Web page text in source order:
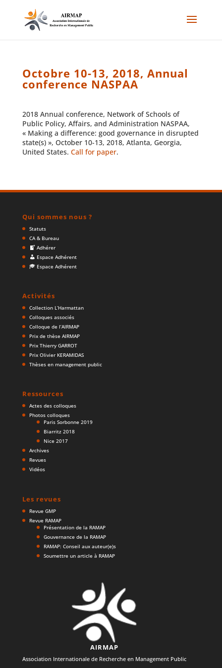
Octobre 10-13, 2018, Annual
conference NASPAA
2018 Annual conference, Network of Schools of
Public Policy, Affairs, and Administration NASPAA,
« Making a difference: good governance in disrupted
state(s) », October 10-13, 2018, Atlanta, Georgia,
United States. Call for paper.
Qui sommes nous ?
Statuts
CA & Bureau
Adhérer
Espace Adhérent
Espace Adhérent
Activités
Collection L’Harmattan
Colloques associés
Colloque de l’AIRMAP
Prix de thèse AIRMAP
Prix Thierry GARROT
Prix Olivier KERAMIDAS
Thèses en management public
Ressources
Actes des colloques
Photos colloques
Paris Sorbonne 2019
Biarritz 2018
Nice 2017
Archives
Revues
Vidéos
Les revues
Revue GMP
Revue RAMAP
Présentation de la RAMAP
Gouvernance de la RAMAP
RAMAP: Conseil aux auteur(e)s
Soumettre un article à RAMAP
AIRMAP
Association Internationale de Recherche en Management Public